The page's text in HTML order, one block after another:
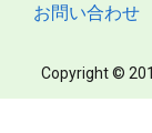
お問い合わせ
Copyright ©